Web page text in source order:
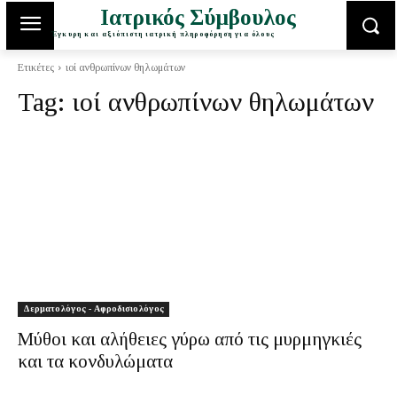
Ιατρικός Σύμβουλος
Έγκυρη και αξιόπιστη ιατρική πληροφόρηση για όλους
Ετικέτες ιοί ανθρωπίνων θηλωμάτων
Tag: ιοί ανθρωπίνων θηλωμάτων
Δερματολόγος - Αφροδισιολόγος
Μύθοι και αλήθειες γύρω από τις μυρμηγκιές
και τα κονδυλώματα